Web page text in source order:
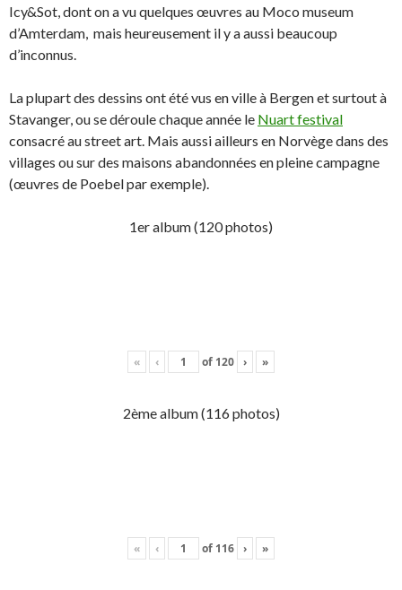
Icy&Sot, dont on a vu quelques œuvres au Moco museum
d’Amterdam, mais heureusement il y a aussi beaucoup
d’inconnus.
La plupart des dessins ont été vus en ville à Bergen et surtout à
Stavanger, ou se déroule chaque année le Nuart festival
consacré au street art. Mais aussi ailleurs en Norvège dans des
villages ou sur des maisons abandonnées en pleine campagne
(œuvres de Poebel par exemple).
1er album (120 photos)
« ‹ of 120 › »
2ème album (116 photos)
« ‹ of 116 › »